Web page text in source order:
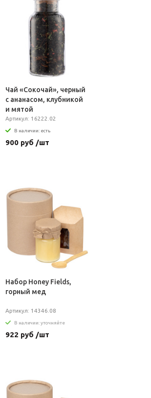
Чай «Сокочай», черный
с ананасом, клубникой
и мятой
Артикул: 16222.02
В наличии: есть
900 руб /шт
Набор Honey Fields,
горный мед
Артикул: 14346.08
В наличии: уточняйте
922 руб /шт